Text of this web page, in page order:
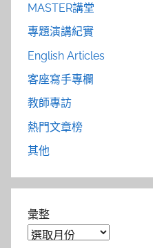
MASTER講堂
專題演講紀實
English Articles
客座寫手專欄
教師專訪
熱門文章榜
其他
彙整